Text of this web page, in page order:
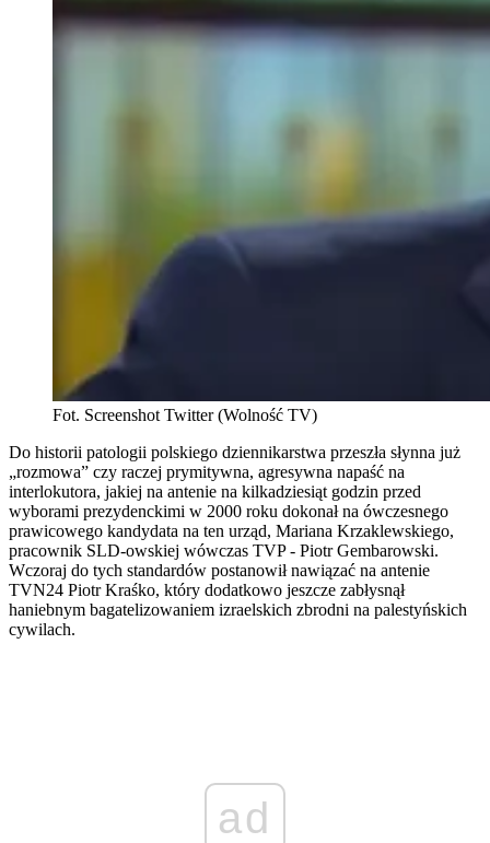
Fot. Screenshot Twitter (Wolność TV)
Do historii patologii polskiego dziennikarstwa przeszła słynna już
„rozmowa” czy raczej prymitywna, agresywna napaść na
interlokutora, jakiej na antenie na kilkadziesiąt godzin przed
wyborami prezydenckimi w 2000 roku dokonał na ówczesnego
prawicowego kandydata na ten urząd, Mariana Krzaklewskiego,
pracownik SLD-owskiej wówczas TVP - Piotr Gembarowski.
Wczoraj do tych standardów postanowił nawiązać na antenie
TVN24 Piotr Kraśko, który dodatkowo jeszcze zabłysnął
haniebnym bagatelizowaniem izraelskich zbrodni na palestyńskich
cywilach.
ad